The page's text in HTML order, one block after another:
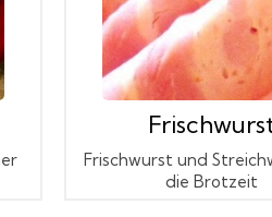
Frischwurst und
die Brotzeit